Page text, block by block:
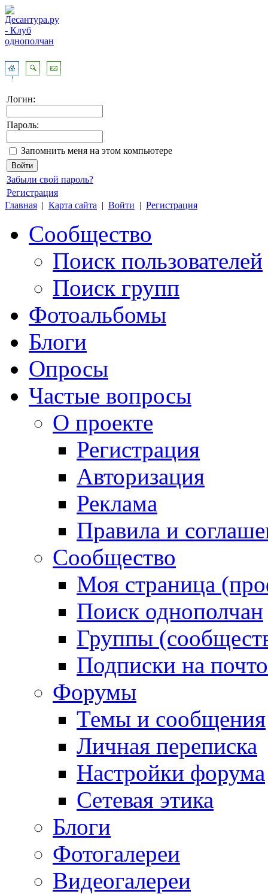
Логин:
Пароль:
Запомнить меня на этом компьютере
Забыли свой пароль?
Регистрация
Главная | Карта сайта | Войти | Регистрация
Сообщество
Поиск пользователей
Поиск групп
Фотоальбомы
Блоги
Опросы
Частые вопросы
О проекте
Регистрация
Авторизация
Реклама
Правила и
Сообщество
Моя страница
Поиск однополчан
Группы
Подписки на
Форумы
Темы и сообщения
Личная переписка
Настройки форума
Сетевая этика
Блоги
Фотогалереи
Видеогалереи